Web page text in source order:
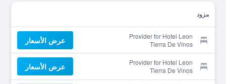
مزود
Provider for Hotel Leon
Tierra De Vinos
عرض الأسعار
Provider for Hotel Leon
Tierra De Vinos
عرض الأسعار